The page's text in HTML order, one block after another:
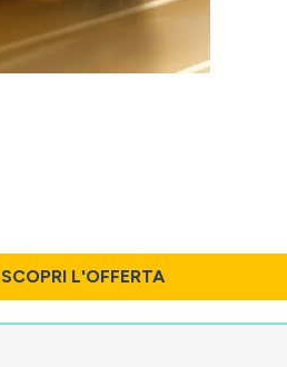
SCOPRI L'OFFERTA